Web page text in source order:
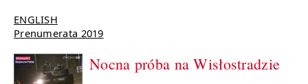
ENGLISH
Prenumerata 2019
Nocna próba na Wisłostradzie